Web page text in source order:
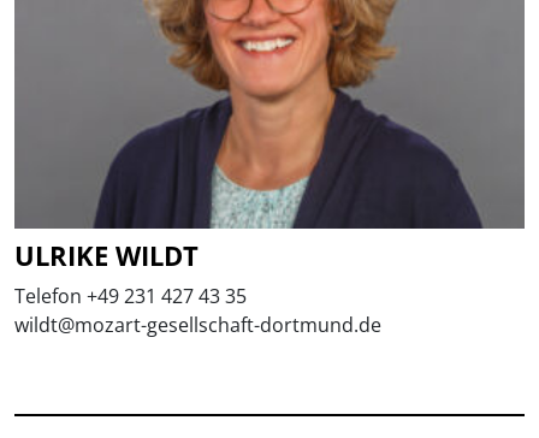
ULRIKE WILDT
Telefon +49 231 427 43 35
wildt@mozart-gesellschaft-dortmund.de